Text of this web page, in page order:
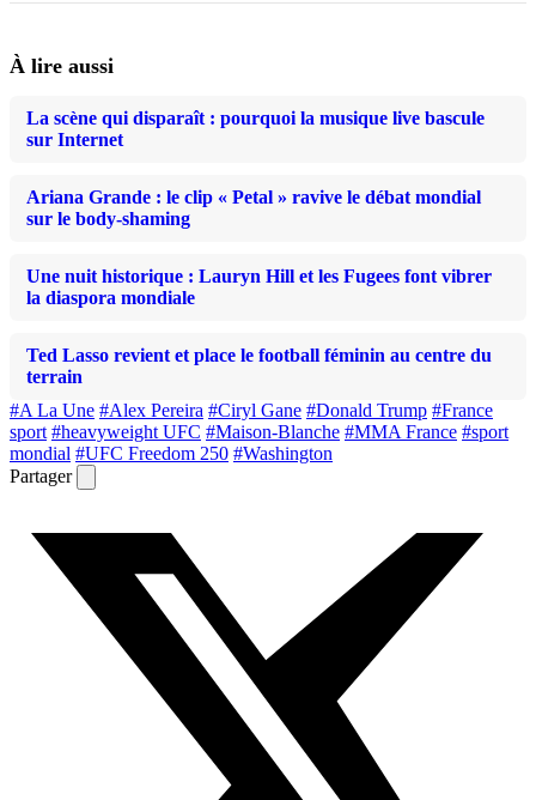
À lire aussi
La scène qui disparaît : pourquoi la musique live bascule
sur Internet
Ariana Grande : le clip « Petal » ravive le débat mondial
sur le body-shaming
Une nuit historique : Lauryn Hill et les Fugees font vibrer
la diaspora mondiale
Ted Lasso revient et place le football féminin au centre du
terrain
#A La Une #Alex Pereira #Ciryl Gane #Donald Trump #France
sport #heavyweight UFC #Maison-Blanche #MMA France #sport
mondial #UFC Freedom 250 #Washington
Partager